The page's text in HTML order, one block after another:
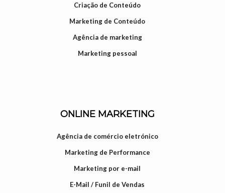
Criação de Conteúdo
Marketing de Conteúdo
Agência de marketing
Marketing pessoal
ONLINE MARKETING
Agência de comércio eletrónico
Marketing de Performance
Marketing por e-mail
E-Mail / Funil de Vendas